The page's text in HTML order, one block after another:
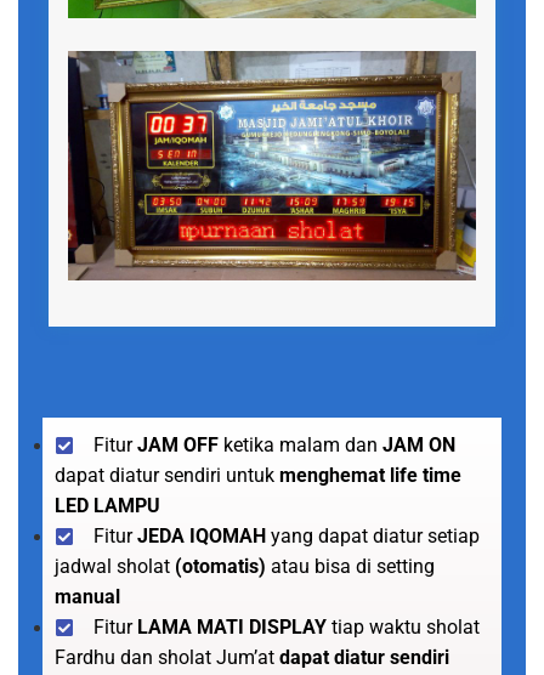
FiturJAM OFF ketika malam dan JAM ON
dapat diatur sendiri untuk menghemat life time
LED LAMPU
FiturJEDA IQOMAH yang dapat diatur setiap
jadwal sholat (otomatis) atau bisa di setting
manual
Fitur LAMA MATI DISPLAY tiap waktu sholat
Fardhu dan sholat Jum’at dapat diatur sendiri